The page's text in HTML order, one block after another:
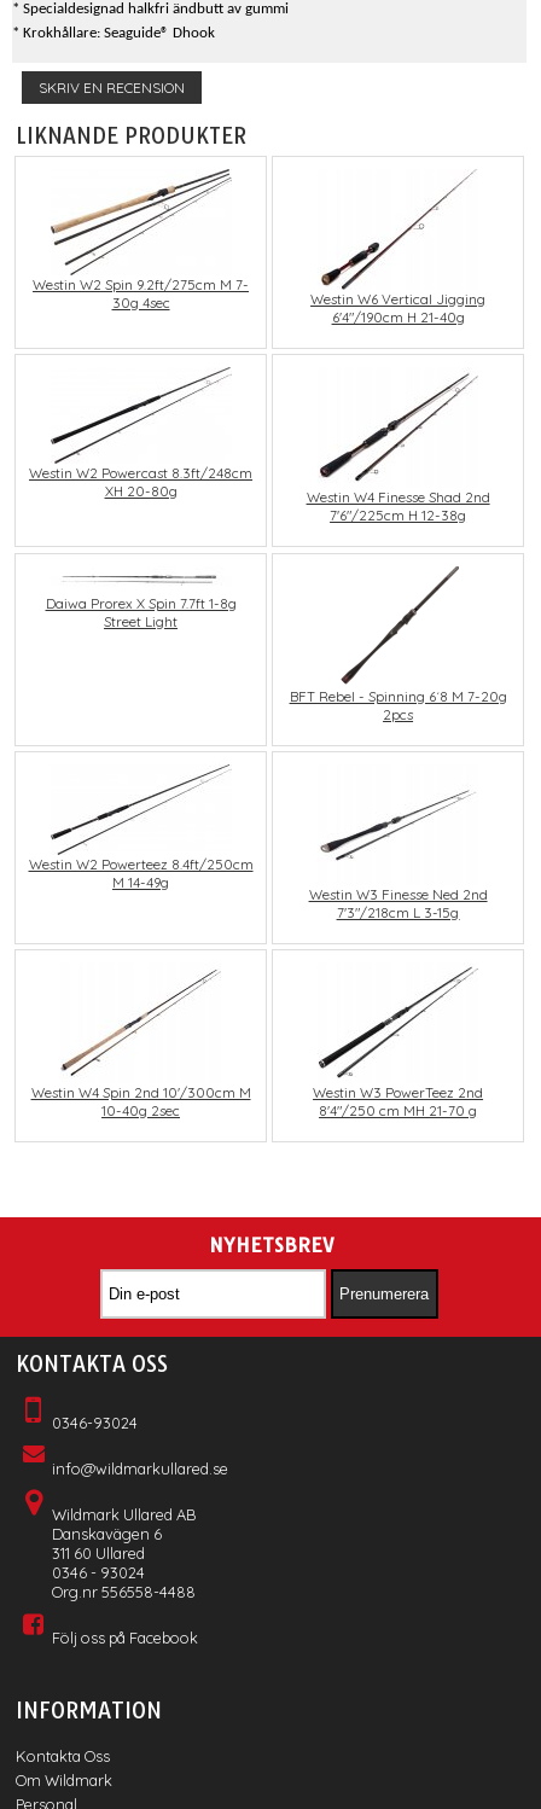
* Specialdesignad halkfri ändbutt av gummi
* Krokhållare: Seaguide® Dhook
SKRIV EN RECENSION
LIKNANDE PRODUKTER
Westin W2 Spin 9.2ft/275cm M 7-
30g 4sec
Westin W6 Vertical Jigging
6'4"/190cm H 21-40g
Westin W2 Powercast 8.3ft/248cm
XH 20-80g
Westin W4 Finesse Shad 2nd
7'6"/225cm H 12-38g
Daiwa Prorex X Spin 7.7ft 1-8g
Street Light
BFT Rebel - Spinning 6´8 M 7-20g
2pcs
Westin W2 Powerteez 8.4ft/250cm
M 14-49g
Westin W3 Finesse Ned 2nd
7'3"/218cm L 3-15g
Westin W4 Spin 2nd 10'/300cm M
10-40g 2sec
Westin W3 PowerTeez 2nd
8'4"/250 cm MH 21-70 g
NYHETSBREV
KONTAKTA OSS
0346-93024
info@wildmarkullared.se
Wildmark Ullared AB
Danskavägen 6
311 60 Ullared
0346 - 93024
Org.nr 556558-4488
Följ oss på Facebook
INFORMATION
Kontakta Oss
Om Wildmark
Personal